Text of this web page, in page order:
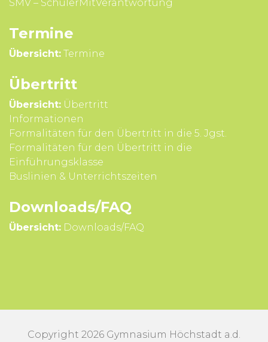
SMV – SchülerMitVerantwortung
Termine
Übersicht: Termine
Übertritt
Übersicht: Übertritt
Infor­mationen
Formali­täten für den Über­tritt in die 5. Jgst.
Formali­täten für den Über­tritt in die
Einführungsklasse
Buslinien & Unterrichts­zeiten
Downloads/FAQ
Übersicht: Downloads/FAQ
Copyright 2026 Gymnasium Höchstadt a.d.